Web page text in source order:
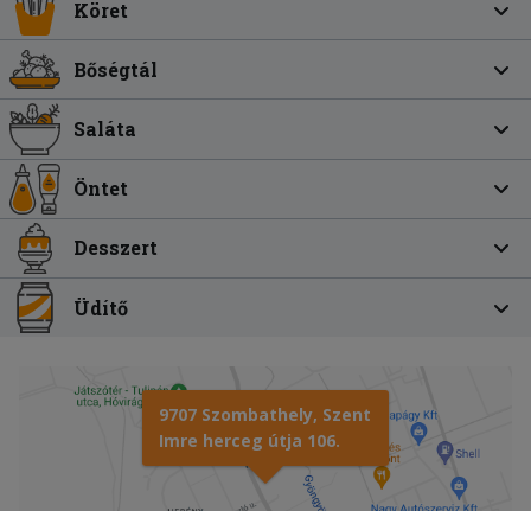
Köret
Bőségtál
Saláta
Öntet
Desszert
Üdítő
9707 Szombathely, Szent
Imre herceg útja 106.